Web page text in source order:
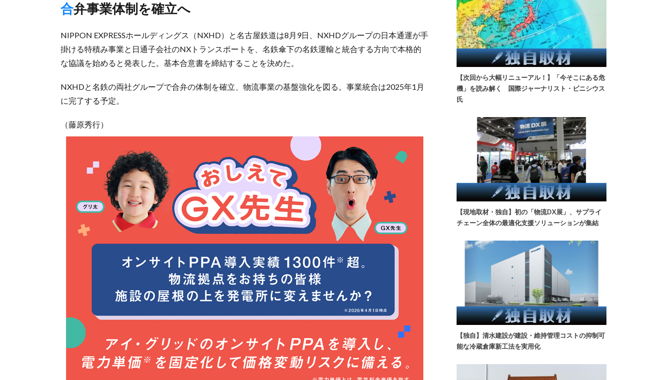
合弁事業体制を確立へ
NIPPON EXPRESSホールディングス（NXHD）と名古屋鉄道は8月9日、NXHDグループの日本通運が手
掛ける特積み事業と日通子会社のNXトランスポートを、名鉄傘下の名鉄運輸と統合する方向で本格的
な協議を始めると発表した。基本合意書を締結することを決めた。
NXHDと名鉄の両社グループで合弁の体制を確立、物流事業の基盤強化を図る。事業統合は2025年1月
に完了する予定。
（藤原秀行）
【次回から大幅リニューアル！】「今そこにある危
機」を読み解く 国際ジャーナリスト・ビニシウス
氏
【現地取材・独自】初の「物流DX展」、サプライ
チェーン全体の最適化支援ソリューションが集結
【独自】清水建設が建設・維持管理コストの抑制可
能な冷蔵倉庫新工法を実用化